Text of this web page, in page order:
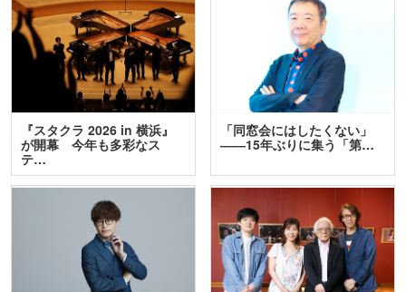
『スタクラ 2026 in 横浜』
が開幕 今年も多彩なス
テ…
「同窓会にはしたくない」
――15年ぶりに集う「第…